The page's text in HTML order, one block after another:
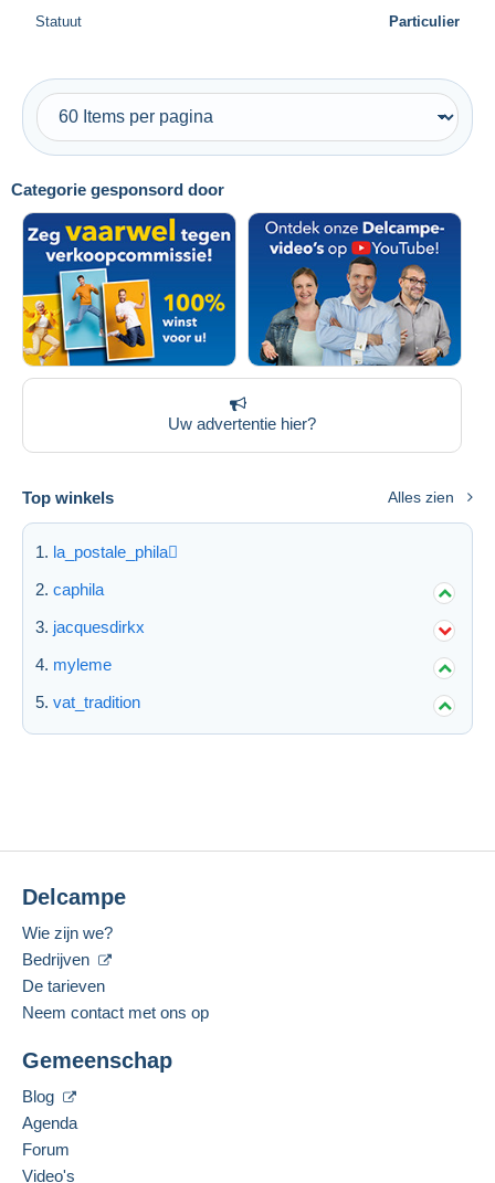
Categorie gesponsord door
Uw advertentie hier?
Top winkels Alles zien
la_postale_phila
caphila
jacquesdirkx
myleme
vat_tradition
Statuut Particulier
Delcampe
Wie zijn we?
Bedrijven
De tarieven
Neem contact met ons op
Gemeenschap
Blog
Agenda
Forum
Video's